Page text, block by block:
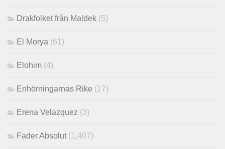
Drakfolket från Maldek (5)
El Morya (61)
Elohim (4)
Enhörningarnas Rike (17)
Erena Velazquez (3)
Fader Absolut (1,407)